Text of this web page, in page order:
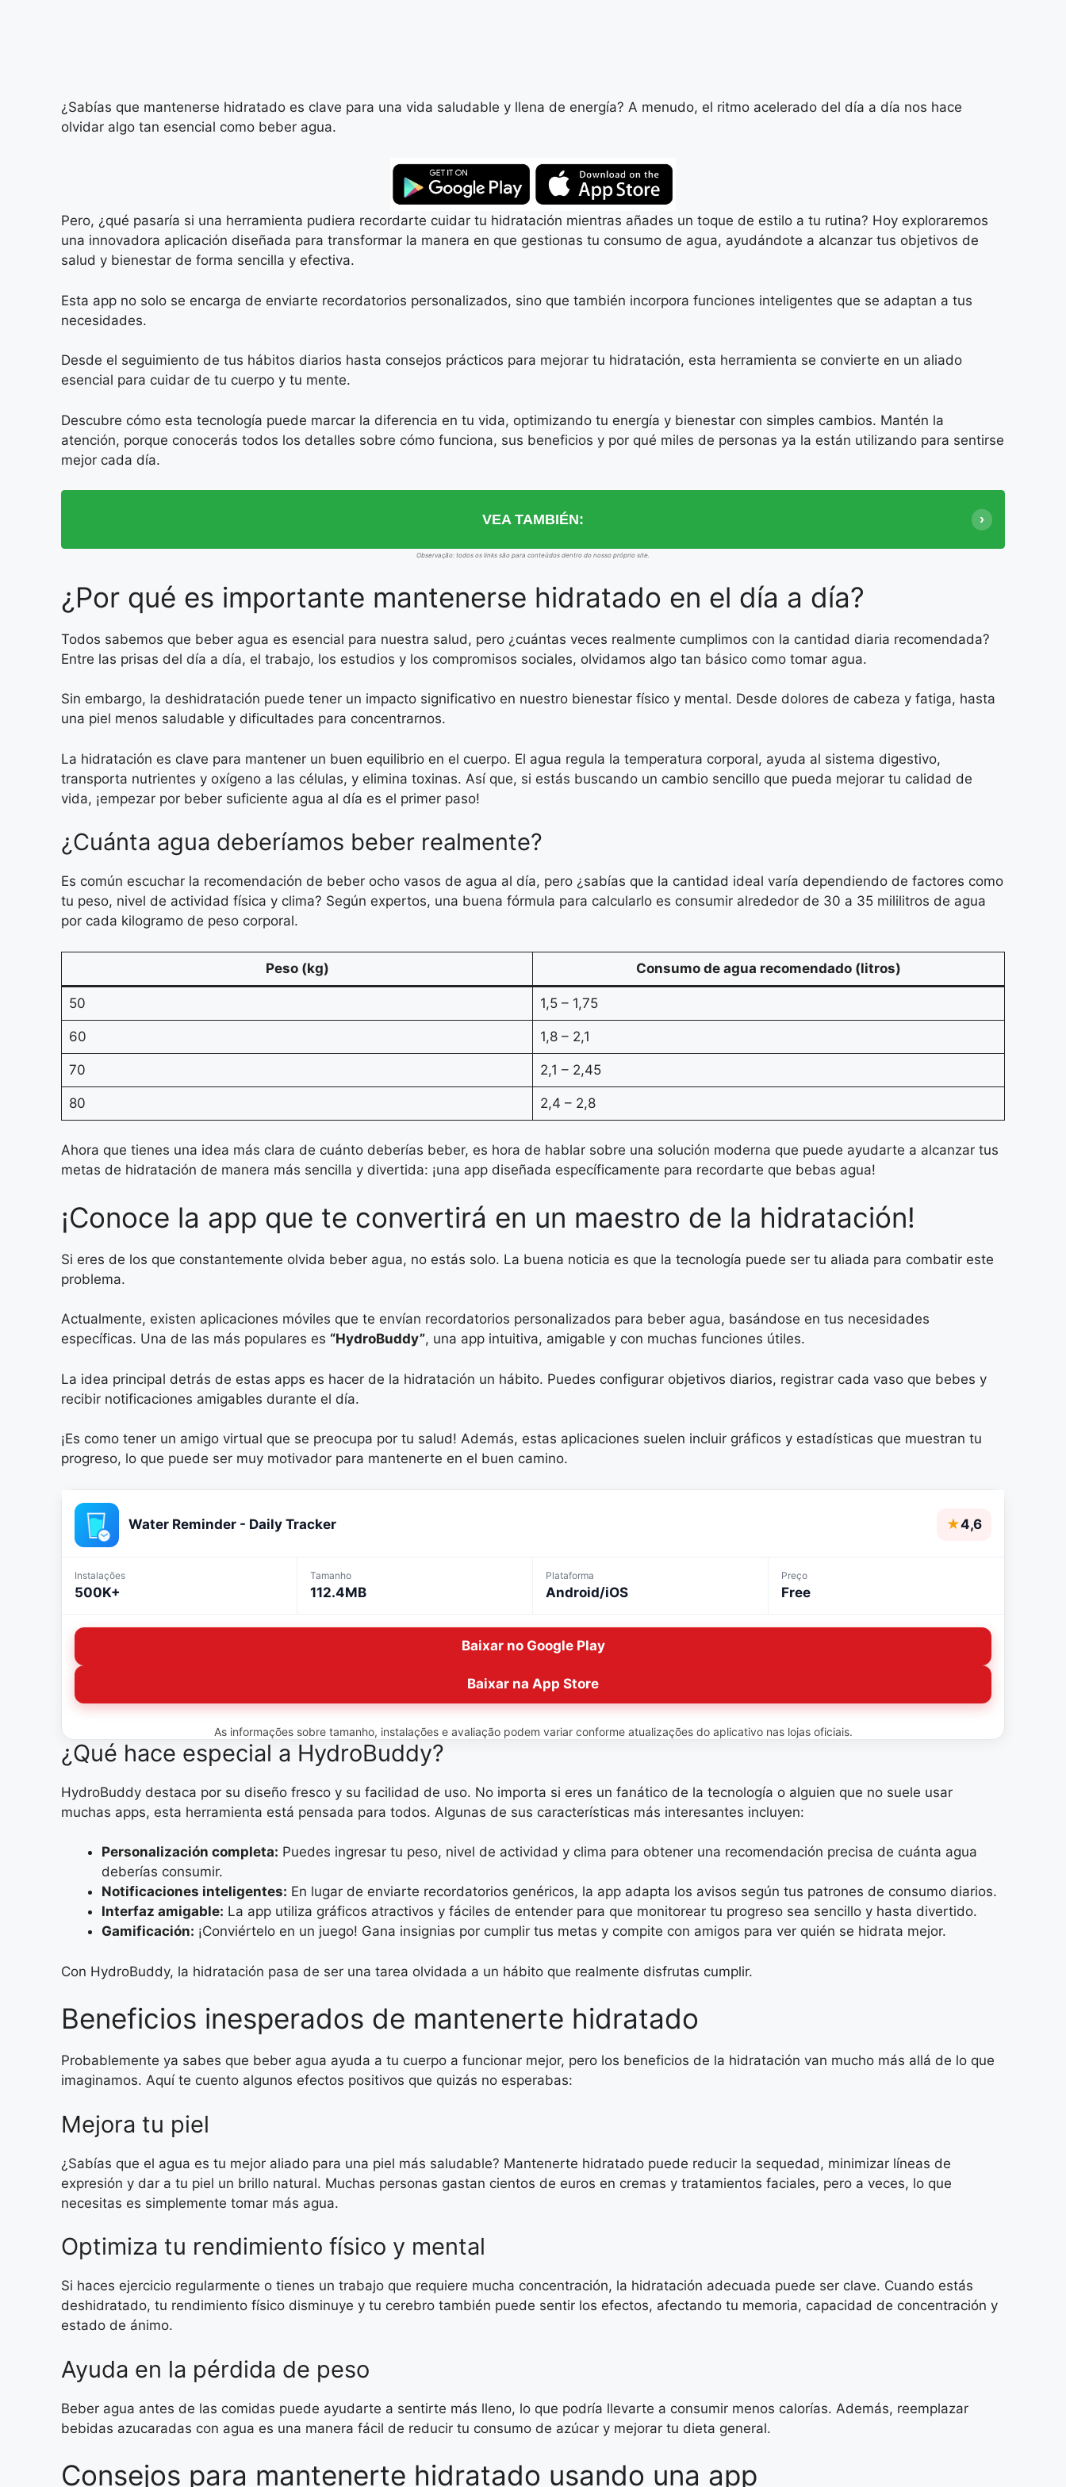
¿Sabías que mantenerse hidratado es clave para una vida saludable y llena de energía? A menudo, el ritmo acelerado del día a día nos hace
olvidar algo tan esencial como beber agua.
Pero, ¿qué pasaría si una herramienta pudiera recordarte cuidar tu hidratación mientras añades un toque de estilo a tu rutina? Hoy exploraremos
una innovadora aplicación diseñada para transformar la manera en que gestionas tu consumo de agua, ayudándote a alcanzar tus objetivos de
salud y bienestar de forma sencilla y efectiva.
Esta app no solo se encarga de enviarte recordatorios personalizados, sino que también incorpora funciones inteligentes que se adaptan a tus
necesidades.
Desde el seguimiento de tus hábitos diarios hasta consejos prácticos para mejorar tu hidratación, esta herramienta se convierte en un aliado
esencial para cuidar de tu cuerpo y tu mente.
Descubre cómo esta tecnología puede marcar la diferencia en tu vida, optimizando tu energía y bienestar con simples cambios. Mantén la
atención, porque conocerás todos los detalles sobre cómo funciona, sus beneficios y por qué miles de personas ya la están utilizando para sentirse
mejor cada día.
VEA TAMBIÉN:
Observação: todos os links são para conteúdos dentro do nosso próprio site.
¿Por qué es importante mantenerse hidratado en el día a día?
Todos sabemos que beber agua es esencial para nuestra salud, pero ¿cuántas veces realmente cumplimos con la cantidad diaria recomendada?
Entre las prisas del día a día, el trabajo, los estudios y los compromisos sociales, olvidamos algo tan básico como tomar agua.
Sin embargo, la deshidratación puede tener un impacto significativo en nuestro bienestar físico y mental. Desde dolores de cabeza y fatiga, hasta
una piel menos saludable y dificultades para concentrarnos.
La hidratación es clave para mantener un buen equilibrio en el cuerpo. El agua regula la temperatura corporal, ayuda al sistema digestivo,
transporta nutrientes y oxígeno a las células, y elimina toxinas. Así que, si estás buscando un cambio sencillo que pueda mejorar tu calidad de
vida, ¡empezar por beber suficiente agua al día es el primer paso!
¿Cuánta agua deberíamos beber realmente?
Es común escuchar la recomendación de beber ocho vasos de agua al día, pero ¿sabías que la cantidad ideal varía dependiendo de factores como
tu peso, nivel de actividad física y clima? Según expertos, una buena fórmula para calcularlo es consumir alrededor de 30 a 35 mililitros de agua
por cada kilogramo de peso corporal.
Peso (kg) Consumo de agua recomendado (litros)
50 1,5 – 1,75
60 1,8 – 2,1
70 2,1 – 2,45
80 2,4 – 2,8
Ahora que tienes una idea más clara de cuánto deberías beber, es hora de hablar sobre una solución moderna que puede ayudarte a alcanzar tus
metas de hidratación de manera más sencilla y divertida: ¡una app diseñada específicamente para recordarte que bebas agua!
¡Conoce la app que te convertirá en un maestro de la hidratación!
Si eres de los que constantemente olvida beber agua, no estás solo. La buena noticia es que la tecnología puede ser tu aliada para combatir este
problema.
Actualmente, existen aplicaciones móviles que te envían recordatorios personalizados para beber agua, basándose en tus necesidades
específicas. Una de las más populares es “HydroBuddy”, una app intuitiva, amigable y con muchas funciones útiles.
La idea principal detrás de estas apps es hacer de la hidratación un hábito. Puedes configurar objetivos diarios, registrar cada vaso que bebes y
recibir notificaciones amigables durante el día.
¡Es como tener un amigo virtual que se preocupa por tu salud! Además, estas aplicaciones suelen incluir gráficos y estadísticas que muestran tu
progreso, lo que puede ser muy motivador para mantenerte en el buen camino.
Water Reminder - Daily Tracker ★4,6
Instalações
500K+
Tamanho
112.4MB
Plataforma
Android/iOS
Preço
Free
Baixar no Google Play
Baixar na App Store
As informações sobre tamanho, instalações e avaliação podem variar conforme atualizações do aplicativo nas lojas oficiais.
¿Qué hace especial a HydroBuddy?
HydroBuddy destaca por su diseño fresco y su facilidad de uso. No importa si eres un fanático de la tecnología o alguien que no suele usar
muchas apps, esta herramienta está pensada para todos. Algunas de sus características más interesantes incluyen:
Personalización completa: Puedes ingresar tu peso, nivel de actividad y clima para obtener una recomendación precisa de cuánta agua
deberías consumir.
Notificaciones inteligentes: En lugar de enviarte recordatorios genéricos, la app adapta los avisos según tus patrones de consumo diarios.
Interfaz amigable: La app utiliza gráficos atractivos y fáciles de entender para que monitorear tu progreso sea sencillo y hasta divertido.
Gamificación: ¡Conviértelo en un juego! Gana insignias por cumplir tus metas y compite con amigos para ver quién se hidrata mejor.
Con HydroBuddy, la hidratación pasa de ser una tarea olvidada a un hábito que realmente disfrutas cumplir.
Beneficios inesperados de mantenerte hidratado
Probablemente ya sabes que beber agua ayuda a tu cuerpo a funcionar mejor, pero los beneficios de la hidratación van mucho más allá de lo que
imaginamos. Aquí te cuento algunos efectos positivos que quizás no esperabas:
Mejora tu piel
¿Sabías que el agua es tu mejor aliado para una piel más saludable? Mantenerte hidratado puede reducir la sequedad, minimizar líneas de
expresión y dar a tu piel un brillo natural. Muchas personas gastan cientos de euros en cremas y tratamientos faciales, pero a veces, lo que
necesitas es simplemente tomar más agua.
Optimiza tu rendimiento físico y mental
Si haces ejercicio regularmente o tienes un trabajo que requiere mucha concentración, la hidratación adecuada puede ser clave. Cuando estás
deshidratado, tu rendimiento físico disminuye y tu cerebro también puede sentir los efectos, afectando tu memoria, capacidad de concentración y
estado de ánimo.
Ayuda en la pérdida de peso
Beber agua antes de las comidas puede ayudarte a sentirte más lleno, lo que podría llevarte a consumir menos calorías. Además, reemplazar
bebidas azucaradas con agua es una manera fácil de reducir tu consumo de azúcar y mejorar tu dieta general.
Consejos para mantenerte hidratado usando una app